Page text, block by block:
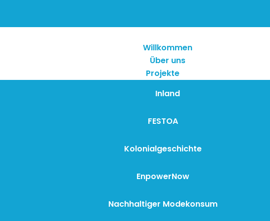
Willkommen
Über uns
Projekte
Inland
FESTOA
Kolonialgeschichte
EnpowerNow
Nachhaltiger Modekonsum